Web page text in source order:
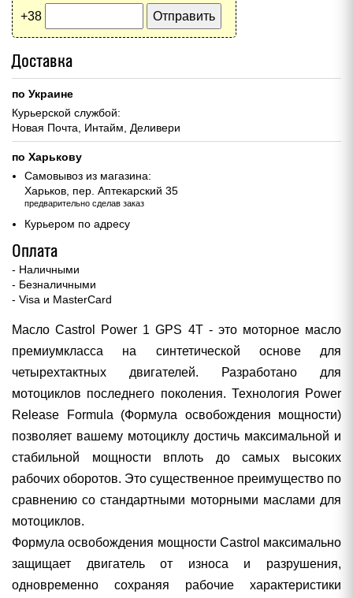
+38
Доставка
по Украине
Курьерской службой:
Новая Почта, Интайм, Деливери
по Харькову
Самовывоз из магазина:
Харьков, пер. Аптекарский 35
предварительно сделав заказ
Курьером по адресу
Оплата
- Наличными
- Безналичными
- Visa и MasterCard
Масло Castrol Power 1 GPS 4T - это моторное масло
премиумкласса на синтетической основе для
четырехтактных двигателей. Разработано для
мотоциклов последнего поколения. Технология Power
Release Formula (Формула освобождения мощности)
позволяет вашему мотоциклу достичь максимальной и
стабильной мощности вплоть до самых высоких
рабочих оборотов. Это существенное преимущество по
сравнению со стандартными моторными маслами для
мотоциклов.
Формула освобождения мощности Сastrol максимально
защищает двигатель от износа и разрушения,
одновременно сохраняя рабочие характеристики